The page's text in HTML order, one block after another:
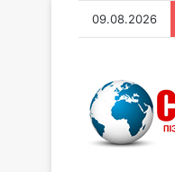
09.08.2026